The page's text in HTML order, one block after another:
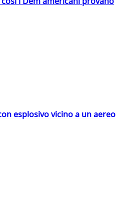
esplosivo vicino a un aereo